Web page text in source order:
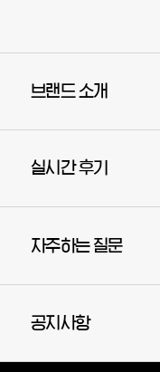
브랜드 소개
실시간 후기
자주하는 질문
공지사항